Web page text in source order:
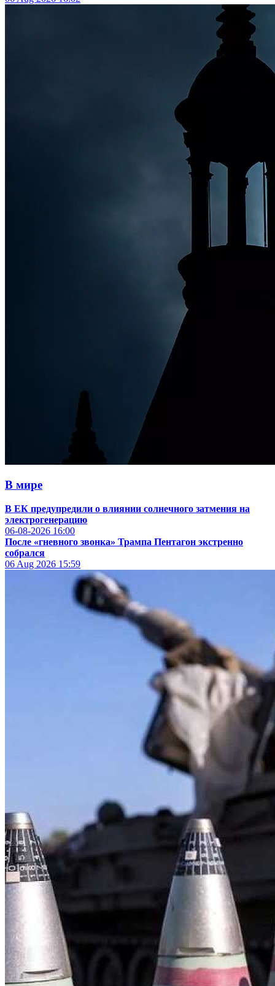
В мире
В ЕК предупредили о влиянии солнечного затмения на
электрогенерацию
06-08-2026 16:00
После «гневного звонка» Трампа Пентагон экстренно
собрался
06 Aug 2026 15:59